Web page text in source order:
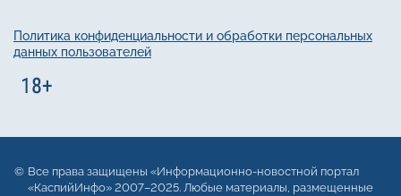
Политика конфиденциальности и обработки персональных
данных пользователей
Все права защищены «Информационно-новостной портал
«КаспийИнфо» 2007–2025. Любые материалы, размещенные